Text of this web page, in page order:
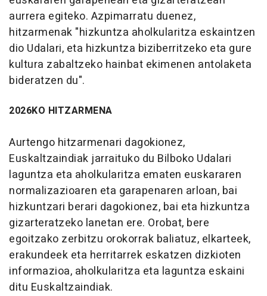
aurrera egiteko. Azpimarratu duenez,
hitzarmenak "hizkuntza aholkularitza eskaintzen
dio Udalari, eta hizkuntza biziberritzeko eta gure
kultura zabaltzeko hainbat ekimenen antolaketa
bideratzen du".
2026KO HITZARMENA
Aurtengo hitzarmenari dagokionez,
Euskaltzaindiak jarraituko du Bilboko Udalari
laguntza eta aholkularitza ematen euskararen
normalizazioaren eta garapenaren arloan, bai
hizkuntzari berari dagokionez, bai eta hizkuntza
gizarteratzeko lanetan ere. Orobat, bere
egoitzako zerbitzu orokorrak baliatuz, elkarteek,
erakundeek eta herritarrek eskatzen dizkioten
informazioa, aholkularitza eta laguntza eskaini
ditu Euskaltzaindiak.